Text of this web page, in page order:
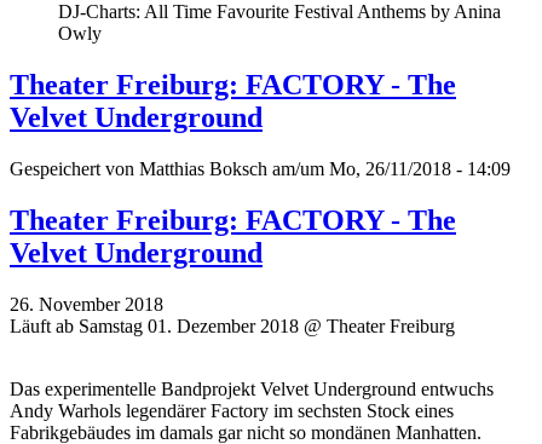
DJ-Charts: All Time Favourite Festival Anthems by Anina
Owly
Theater Freiburg: FACTORY - The
Velvet Underground
Gespeichert von Matthias Boksch am/um Mo, 26/11/2018 - 14:09
Theater Freiburg: FACTORY - The
Velvet Underground
26. November 2018
Läuft ab Samstag 01. Dezember 2018 @ Theater Freiburg
Das experimentelle Bandprojekt Velvet Underground entwuchs
Andy Warhols legendärer Factory im sechsten Stock eines
Fabrikgebäudes im damals gar nicht so mondänen Manhatten.